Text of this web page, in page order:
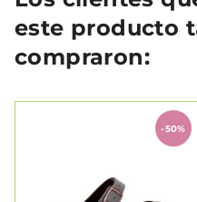
este producto
compraron:
-50%